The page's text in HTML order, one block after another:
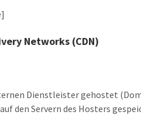
Networks (CDN)
Dienstleister gehostet
den Servern des Hosters